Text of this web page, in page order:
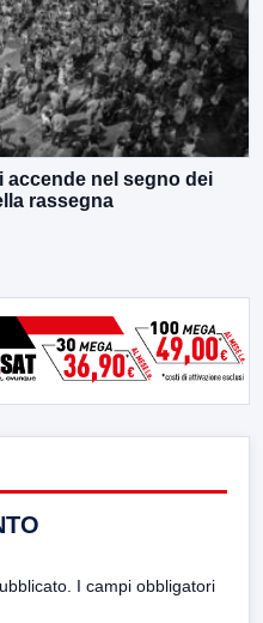
accende nel segno dei
rassegna
I campi obbligatori